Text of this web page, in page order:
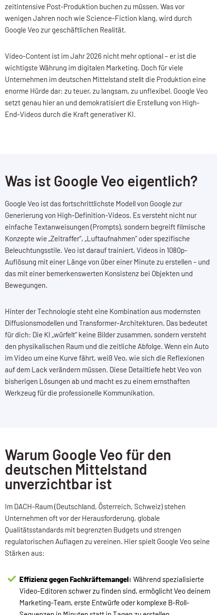
zeitintensive Post-Produktion buchen zu müssen. Was vor
wenigen Jahren noch wie Science-Fiction klang, wird durch
Google Veozur geschäftlichen Realität.
Video-Content ist im Jahr 2026 nicht mehr optional – er ist die
wichtigste Währung im digitalen Marketing. Doch für viele
Unternehmen im deutschen Mittelstand stellt die Produktion eine
enorme Hürde dar: zu teuer, zu langsam, zu unflexibel. Google Veo
setzt genau hier an und demokratisiert die Erstellung von High-
End-Videos durch die Kraft generativer KI.
Was ist Google Veo eigentlich?
Google Veo ist das fortschrittlichste Modell von Google zur
Generierung von High-Definition-Videos. Es versteht nicht nur
einfache Textanweisungen (Prompts), sondern begreift filmische
Konzepte wie „Zeitraffer“, „Luftaufnahmen“ oder spezifische
Beleuchtungsstile. Veo ist darauf trainiert, Videos in 1080p-
Auflösung mit einer Länge von über einer Minute zu erstellen – und
das mit einer bemerkenswerten Konsistenz bei Objekten und
Bewegungen.
Hinter der Technologie steht eine Kombination aus modernsten
Diffusionsmodellen und Transformer-Architekturen. Das bedeutet
für dich: Die KI „würfelt“ keine Bilder zusammen, sondern versteht
den physikalischen Raum und die zeitliche Abfolge. Wenn ein Auto
im Video um eine Kurve fährt, weiß Veo, wie sich die Reflexionen
auf dem Lack verändern müssen. Diese Detailtiefe hebt Veo von
bisherigen Lösungen ab und macht es zu einem ernsthaften
Werkzeug für die professionelle Kommunikation.
Warum Google Veo für den
deutschen Mittelstand
unverzichtbar ist
Im DACH-Raum (Deutschland, Österreich, Schweiz) stehen
Unternehmen oft vor der Herausforderung, globale
Qualitätsstandards mit begrenzten Budgets und strengen
regulatorischen Auflagen zu vereinen. Hier spielt Google Veo seine
Stärken aus:
Effizienz gegen Fachkräftemangel: Während spezialisierte
Video-Editoren schwer zu finden sind, ermöglicht Veo deinem
Marketing-Team, erste Entwürfe oder komplexe B-Roll-